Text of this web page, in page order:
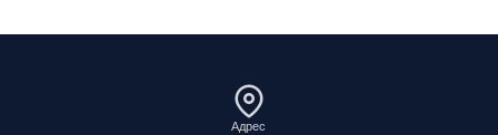
Адрес